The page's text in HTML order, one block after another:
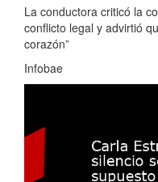
La conductora criticó la
conflicto legal y advirtió
corazón”
Infobae